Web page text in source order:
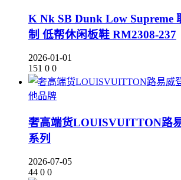
K Nk SB Dunk Low Supreme
制 低帮休闲板鞋 RM2308-237
2026-01-01
151 0 0
他品牌
奢高端货LOUISVUITTON路
系列
2026-07-05
44 0 0